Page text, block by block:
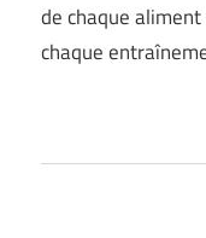
de chaque
chaque